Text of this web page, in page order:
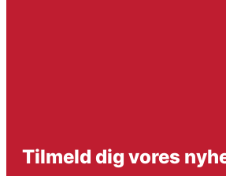
Tilmeld dig vores